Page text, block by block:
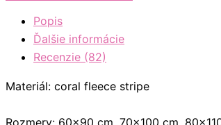
Popis
Ďalšie informácie
Recenzie (82)
Materiál: coral fleece stripe